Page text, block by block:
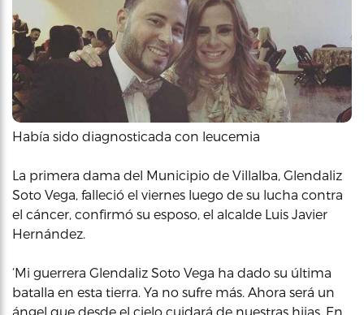
Había sido diagnosticada con leucemia
La primera dama del Municipio de Villalba, Glendaliz
Soto Vega, falleció el viernes luego de su lucha contra
el cáncer, confirmó su esposo, el alcalde Luis Javier
Hernández.
‘Mi guerrera Glendaliz Soto Vega ha dado su última
batalla en esta tierra. Ya no sufre más. Ahora será un
ángel que desde el cielo cuidará de nuestras hijas. En